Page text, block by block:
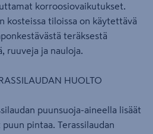
korroosiovaikutukset.
kosteissa tiloissa on käytettävä
teräksestä
ruuveja ja nauloja.
HUOLTO
puunsuoja-aineella lisäät
pintaa. Terassilaudan